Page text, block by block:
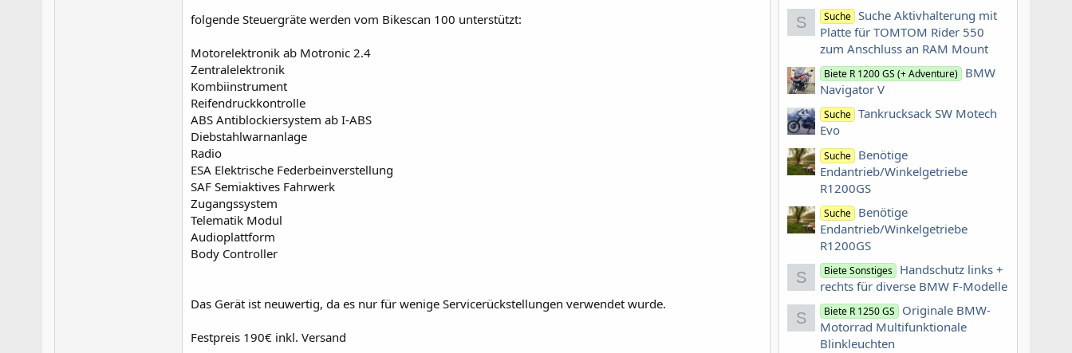
folgende Steuergräte werden vom Bikescan 100 unterstützt:
Motorelektronik ab Motronic 2.4
Zentralelektronik
Kombiinstrument
Reifendruckkontrolle
ABS Antiblockiersystem ab I-ABS
Diebstahlwarnanlage
Radio
ESA Elektrische Federbeinverstellung
SAF Semiaktives Fahrwerk
Zugangssystem
Telematik Modul
Audioplattform
Body Controller
Das Gerät ist neuwertig, da es nur für wenige Servicerückstellungen verwendet wurde.
Festpreis 190€ inkl. Versand
S Suche Suche Aktivhalterung mit
Platte für TOMTOM Rider 550
zum Anschluss an RAM Mount
Biete R 1200 GS (+ Adventure) BMW
Navigator V
Suche Tankrucksack SW Motech
Evo
Suche Benötige
Endantrieb/Winkelgetriebe
R1200GS
Suche Benötige
Endantrieb/Winkelgetriebe
R1200GS
S Biete Sonstiges Handschutz links +
rechts für diverse BMW F-Modelle
S Biete R 1250 GS
Originale BMW-
Motorrad Multifunktionale
Blinkleuchten